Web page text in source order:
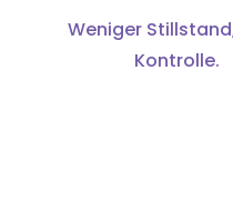
Weniger
Kontrolle.